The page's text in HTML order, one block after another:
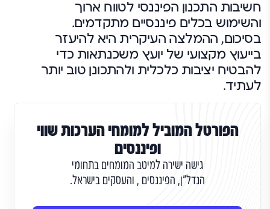
חשיבות התכנון הפיננסי לטווח ארוך
והשימוש בכלים פיננסיים מתקדמים.
בסיכום, ההמלצה העיקרית היא להיעזר
בייעוץ מקצועי של יועץ משכנתאות כדי
להבטיח יציבות כלכלית ולהתכונן טוב יותר
לעתיד.
הפורטל המוביל למומחי הערכות שווי
ופיננסים
גישה ישירה למיטב המומחים בתחומי
הנדל"ן, הפיננסים , והעסקים בישראל.